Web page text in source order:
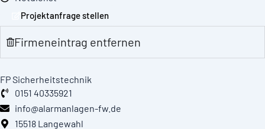
Projektanfrage stellen
Firmeneintrag entfernen
FP Sicherheitstechnik
0151 40335921
info@alarmanlagen-fw.de
15518 Langewahl